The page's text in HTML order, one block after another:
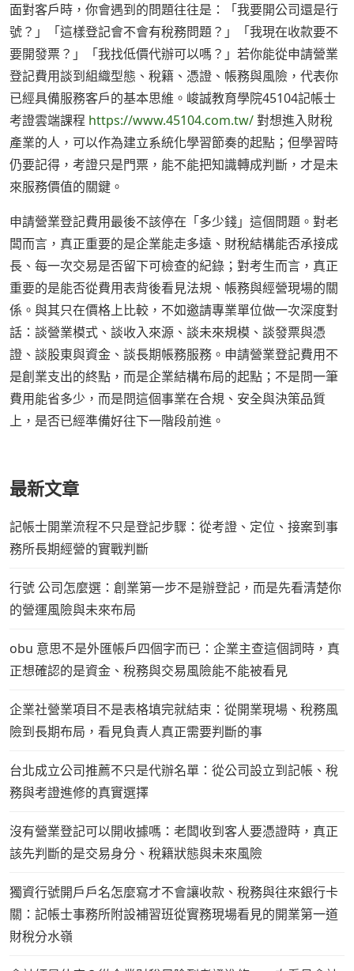
面對客戶時，你會遇到的問題往往是：「我要開公司還是行
號？」「這樣登記會不會有稅務問題？」「我現在收款要不
要開發票？」「我找低價代辦可以嗎？」若你能從申請營業
登記費用談到組織型態、稅籍、憑證、帳務與風險，代表你
已經具備服務客戶的基本思維。峻誠教育學院45104記帳士
考證雲端課程 https://www.45104.com.tw/對想進入財稅
產業的人，可以作為建立系統化學習節奏的起點；但學習時
仍要記得，考證只是門票，能不能把知識轉成判斷，才是未
來服務價值的關鍵。
申請營業登記費用最後不該停在「多少錢」這個問題。對老
闆而言，真正重要的是企業能走多遠、財稅結構能否承接成
長、每一次交易是否留下可檢查的紀錄；對考生而言，真正
重要的是能否從費用表背後看見法規、帳務與經營現場的關
係。與其只在價格上比較，不如邀請專業單位做一次深度對
話：談營業模式、談收入來源、談未來規模、談發票與憑
證、談股東與資金、談長期帳務服務。申請營業登記費用不
是創業支出的終點，而是企業結構布局的起點；不是問一筆
費用能省多少，而是問這個事業在合規、安全與決策品質
上，是否已經準備好往下一階段前進。
最新文章
記帳士開業流程不只是登記步驟：從考證、定位、接案到事
務所長期經營的實戰判斷
行號 公司怎麼選：創業第一步不是辦登記，而是先看清楚你
的營運風險與未來布局
obu 意思不是外匯帳戶四個字而已：企業主查這個詞時，真
正想確認的是資金、稅務與交易風險能不能被看見
企業社營業項目不是表格填完就結束：從開業現場、稅務風
險到長期布局，看見負責人真正需要判斷的事
台北成立公司推薦不只是代辦名單：從公司設立到記帳、稅
務與考證進修的真實選擇
沒有營業登記可以開收據嗎：老闆收到客人要憑證時，真正
該先判斷的是交易身分、稅籍狀態與未來風險
獨資行號開戶戶名怎麼寫才不會讓收款、稅務與往來銀行卡
關：記帳士事務所附設補習班從實務現場看見的開業第一道
財稅分水嶺